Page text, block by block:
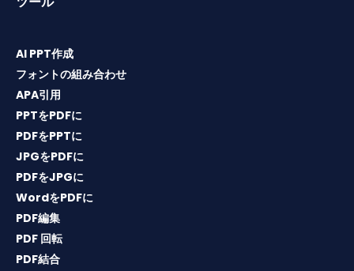
AI PPT作成
フォントの組み合わせ
APA引用
PPTをPDFに
PDFをPPTに
JPGをPDFに
PDFをJPGに
WordをPDFに
PDF編集
PDF 回転
PDF結合